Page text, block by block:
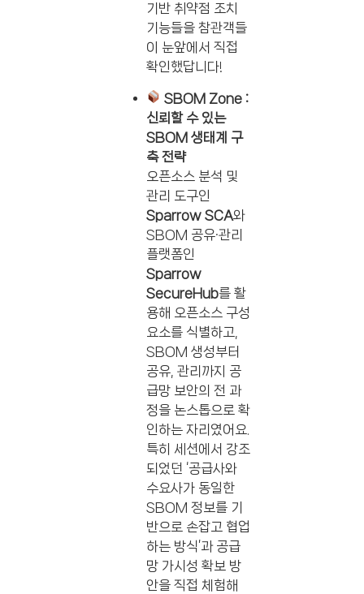
기반 취약점 조치
기능들을 참관객들
이 눈앞에서 직접
확인했답니다!
SBOM Zone :
신뢰할 수 있는
SBOM 생태계 구
축 전략
오픈소스 분석 및
관리 도구인
Sparrow SCA와
SBOM 공유·관리
플랫폼인
Sparrow
SecureHub를 활
용해 오픈소스 구성
요소를 식별하고,
SBOM 생성부터
공유, 관리까지 공
급망 보안의 전 과
정을 논스톱으로 확
인하는 자리였어요.
특히 세션에서 강조
되었던 ‘공급사와
수요사가 동일한
SBOM 정보를 기
반으로 손잡고 협업
하는 방식’과 공급
망 가시성 확보 방
안을 직접 체험해